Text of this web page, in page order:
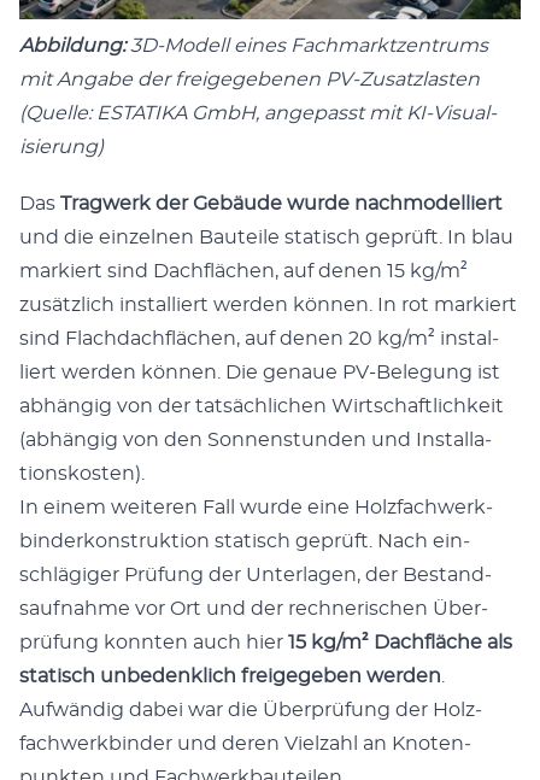
Abbil­dung: 3D-Mod­ell eines Fach­mark­tzen­trums
mit Angabe der freigegebe­nen PV-Zusat­zlas­ten
(Quelle: ESTATIKA GmbH, angepasst mit KI-Visu­al­
isierung)
Das Trag­w­erk der Gebäude wurde nach­mod­el­liert
und die einzel­nen Bauteile sta­tisch geprüft. In blau
markiert sind Dachflächen, auf denen 15 kg/m²
zusät­zlich instal­liert wer­den kön­nen. In rot markiert
sind Flach­dachflächen, auf denen 20 kg/m² instal­
liert wer­den kön­nen. Die genaue PV-Bele­gung ist
abhängig von der tat­säch­lichen Wirtschaftlichkeit
(abhängig von den Son­nen­stun­den und Instal­la­
tion­skosten).
In einem weit­eren Fall wurde eine Holz­fach­w­erk­
binderkon­struk­tion sta­tisch geprüft. Nach ein­
schlägiger Prü­fung der Unter­la­gen, der Bestand­
sauf­nahme vor Ort und der rech­ner­ischen Über­
prü­fung kon­nten auch hier 15 kg/m² Dachfläche als
sta­tisch unbe­den­klich freigegeben wer­den
Aufwändig dabei war die Über­prü­fung der Holz­
fach­w­erk­binder und deren Vielzahl an Knoten­